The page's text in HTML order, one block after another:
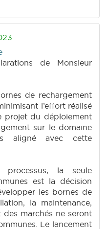
de Monsieur
de rechargement
l’effort réalisé
projet du déploiement
sur le domaine
aligné avec cette
la seule
est la décision
les bornes de
la maintenance,
des marchés ne seront
Le lancement